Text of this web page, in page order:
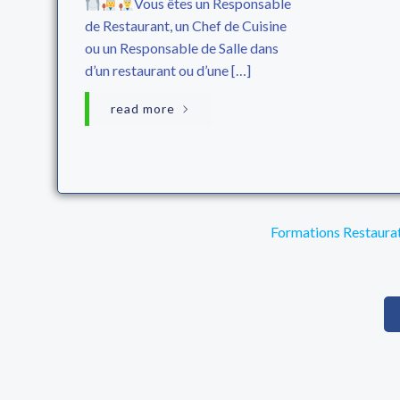
de Restaurant, un Chef de Cuisine
ou un Responsable de Salle dans
d’un restaurant ou d’une […]
read more
Formations